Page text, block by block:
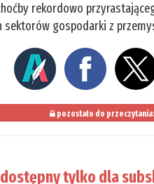
rekordowo
gospodarki z
pozostało do
tylko dla